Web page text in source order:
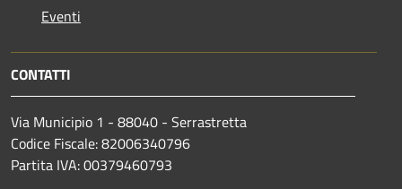
Eventi
CONTATTI
Via Municipio 1 - 88040 - Serrastretta
Codice Fiscale: 82006340796
Partita IVA: 00379460793